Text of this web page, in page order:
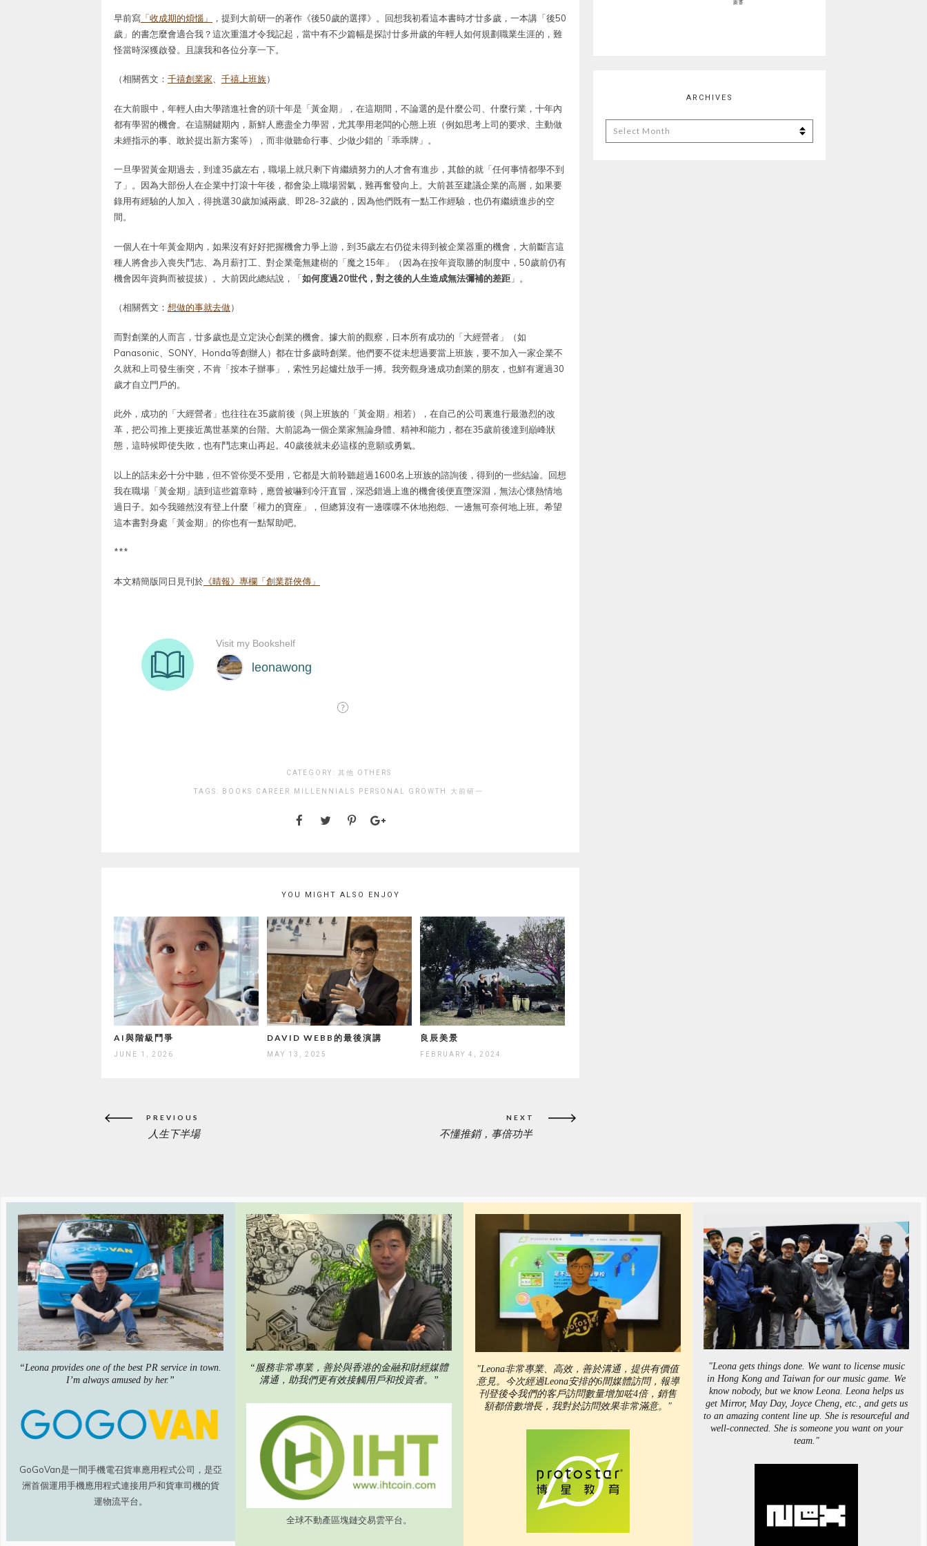
早前寫 「收成期的煩惱」
，提到大前研一的著作《後50歲的選擇》。回想我初看這本書時才廿多歲，一本講「後50
歲」的書怎麼會適合我？這次重溫才令我記起，當中有不少篇幅是探討廿多卅歲的年輕人如何規劃職業生涯的，難
怪當時深獲啟發。且讓我和各位分享一下。
（相關舊文： 千禧創業家、 千禧上班族）
在大前眼中，年輕人由大學踏進社會的頭十年是「黃金期」，在這期間，不論選的是什麼公司、什麼行業，十年內
都有學習的機會。在這關鍵期內，新鮮人應盡全力學習，尤其學用老闆的心態上班（例如思考上司的要求、主動做
未經指示的事、敢於提出新方案等），而非做聽命行事、少做少錯的「乖乖牌」。
一旦學習黃金期過去，到達35歲左右，職場上就只剩下肯繼續努力的人才會有進步，其餘的就「任何事情都學不到
了」。因為大部份人在企業中打滾十年後，都會染上職場習氣，難再奮發向上。大前甚至建議企業的高層，如果要
錄用有經驗的人加入，得挑選30歲加減兩歲、即28-32歲的，因為他們既有一點工作經驗，也仍有繼續進步的空
間。
一個人在十年黃金期內，如果沒有好好把握機會力爭上游，到35歲左右仍從未得到被企業器重的機會，大前斷言這
種人將會步入喪失鬥志、為月薪打工、對企業毫無建樹的「魔之15年」（因為在按年資取勝的制度中，50歲前仍有
機會因年資夠而被提拔）。大前因此總結說，「如何度過20世代，對之後的人生造成無法彌補的差距 」。
（相關舊文： 想做的事就去做）
而對創業的人而言，廿多歲也是立定決心創業的機會。據大前的觀察，日本所有成功的「大經營者」（如
Panasonic、SONY、Honda等創辦人）都在廿多歲時創業。他們要不從未想過要當上班族，要不加入一家企業不
久就和上司發生衝突，不肯「按本子辦事」，索性另起爐灶放手一搏。我旁觀身邊成功創業的朋友，也鮮有遲過30
歲才自立門戶的。
此外，成功的「大經營者」也往往在35歲前後（與上班族的「黃金期」相若），在自己的公司裏進行最激烈的改
革，把公司推上更接近萬世基業的台階。大前認為一個企業家無論身體、精神和能力，都在35歲前後達到巔峰狀
態，這時候即使失敗，也有鬥志東山再起。40歲後就未必這樣的意願或勇氣。
以上的話未必十分中聽，但不管你受不受用，它都是大前聆聽超過1600名上班族的諮詢後，得到的一些結論。回想
我在職場「黃金期」讀到這些篇章時，應曾被嚇到冷汗直冒，深恐錯過上進的機會後便直墮深淵，無法心懷熱情地
過日子。如今我雖然沒有登上什麼「權力的寶座」，但總算沒有一邊喋喋不休地抱怨、一邊無可奈何地上班。希望
這本書對身處「黃金期」的你也有一點幫助吧。
***
本文精簡版同日見刊於 《晴報》專欄「創業群俠傳」
CATEGORY: 其他 OTHERS
TAGS: BOOKS CAREER MILLENNIALS PERSONAL GROWTH 大前研一
YOU MIGHT ALSO ENJOY
AI與階級鬥爭
JUNE 1, 2026
DAVID WEBB的最後演講
MAY 13, 2025
良辰美景
FEBRUARY 4, 2024
Post
PREVIOUS
PREVIOUS人生下半場
NEXT
不懂推銷，事倍功半
ARCHIVES
Archives
“Leona provides one of the best PR service in town.
I’m always amused by her.”
GoGoVan是一間手機電召貨車應用程式公司，是亞
洲首個運用手機應用程式連接用戶和貨車司機的貨
運物流平台。
“服務非常專業，善於與香港的金融和財經媒體
溝通，助我們更有效接觸用戶和投資者。”
全球不動產區塊鏈交易雲平台。
"Leona非常專業、高效，善於溝通，提供有價值
意見。今次經過Leona安排的6間媒體訪問，報導
刊登後令我們的客戶訪問數量增加咗4倍，銷售
額都倍數增長，我對於訪問效果非常滿意。"
"Leona gets things done. We want to license music
in Hong Kong and Taiwan for our music game. We
know nobody, but we know Leona. Leona helps us
get Mirror, May Day, Joyce Cheng, etc., and gets us
to an amazing content line up. She is resourceful and
well-connected. She is someone you want on your
team."